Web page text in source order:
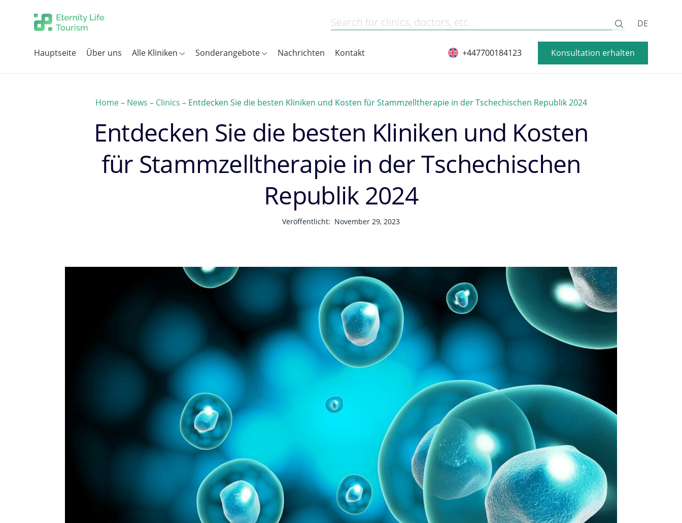
DE
Hauptseite Über uns Alle Kliniken Sonderangebote Nachrichten Kontakt +447700184123 Konsultation erhalten
Home – News – Clinics –Entdecken Sie die besten Kliniken und Kosten für Stammzelltherapie in der Tschechischen Republik 2024
Entdecken Sie die besten Kliniken und Kosten
für Stammzelltherapie in der Tschechischen
Republik 2024
Veröffentlicht: November 29, 2023